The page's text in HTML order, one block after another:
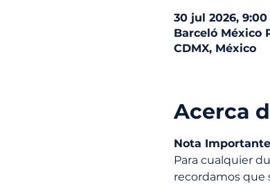
30 jul 2026, 9:00
Barceló México
CDMX, México
Acerca
Nota
Para cualquier
recordamos que